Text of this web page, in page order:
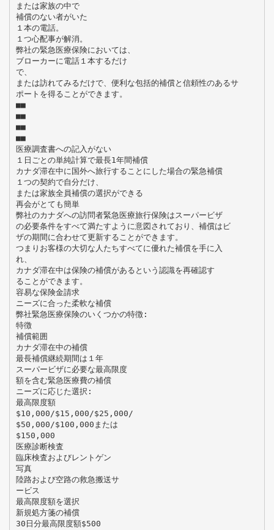
または家族の中で
補償のない者がいた
１本の電話。
１つ心配事が解消。
弊社の緊急医療保険においては、
ブローカーに電話１本するだけ
で、
または訪れてみるだけで、便利な包括的補償と信頼性のあるサ
ポートを得ることができます。
■■
■■
■■
■■
医療調査書への記入がない
１日ごとの単純計算で最長1年間補償
カナダ滞在中に国外へ旅行することにした場合の緊急補償
１つの契約で自分だけ、
または家族全員補償の選択ができる
再会がとても簡単
弊社のカナダへの訪問者緊急医療旅行保険はスーパービザ
の必要条件をすべて満たすように意図されており、補償はビ
ザの期間に合わせて更新することができます。
つまりお客様の大切な人たちすべてに優れた補償を手に入
れ、
カナダ滞在中は保険の補償があるという認識を再確認す
ることができます。
容易な保険金請求
ニーズに合った柔軟な補償
弊社緊急医療保険のいくつかの特徴:
特徴
補償範囲
カナダ滞在中の補償
最長補償継続期間は１年
スーパービザに必要な最高限度
額を含む緊急医療費の補償
ニーズに応じた選択:
最高限度額
$10,000/$15,000/$25,000/
$50,000/$100,000または
$150,000
医療診断検査
臨床検査およびレントゲン
写真
陸路および空路の救急搬送サ
ービス
最高限度額を選択
新規処方箋の補償
30日分最高限度額$500